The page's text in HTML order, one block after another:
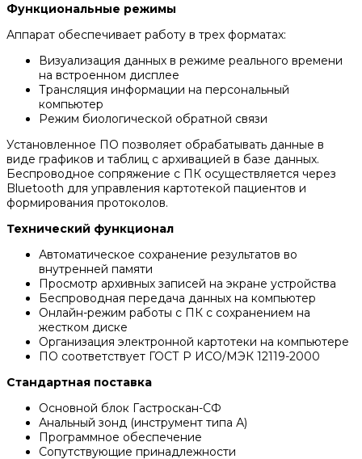
Функциональные режимы
Аппарат обеспечивает работу в трех форматах:
Визуализация данных в режиме реального времени
на встроенном дисплее
Трансляция информации на персональный
компьютер
Режим биологической обратной связи
Установленное ПО позволяет обрабатывать данные в
виде графиков и таблиц с архивацией в базе данных.
Беспроводное сопряжение с ПК осуществляется через
Bluetooth для управления картотекой пациентов и
формирования протоколов.
Технический функционал
Автоматическое сохранение результатов во
внутренней памяти
Просмотр архивных записей на экране устройства
Беспроводная передача данных на компьютер
Онлайн-режим работы с ПК с сохранением на
жестком диске
Организация электронной картотеки на компьютере
ПО соответствует ГОСТ Р ИСО/МЭК 12119-2000
Стандартная поставка
Основной блок Гастроскан-СФ
Анальный зонд (инструмент типа А)
Программное обеспечение
Сопутствующие принадлежности